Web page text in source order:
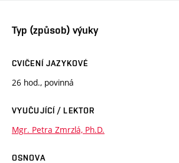
Typ (způsob) výuky
CVIČENÍ JAZYKOVÉ
26 hod., povinná
VYUČUJÍCÍ / LEKTOR
Mgr. Petra Zmrzlá, Ph.D.
OSNOVA